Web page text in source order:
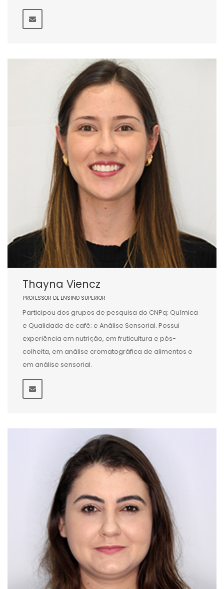
Thayna Viencz
PROFESSOR DE ENSINO SUPERIOR
Participou dos grupos de pesquisa do CNPq: Química
e Qualidade de café; e Análise Sensorial. Possui
experiência em nutrição, em fruticultura e pós-
colheita, em análise cromatográfica de alimentos e
em análise sensorial.